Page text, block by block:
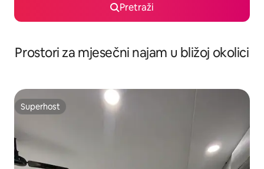
Pretraži
Prostori za mjesečni najam u bližoj okolici
Superhost
Superhost